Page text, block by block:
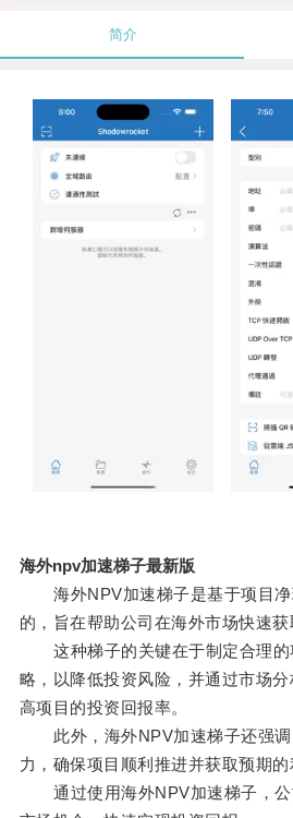
简介
海外npv加速梯子最新版
海外NPV加速梯子是基于项目净
的，旨在帮助公司在海外市场快速获
这种梯子的关键在于制定合理的
略，以降低投资风险，并通过市场
高项目的投资回报率。
此外，海外NPV加速梯子还强调
力，确保项目顺利推进并获取预期的
通过使用海外NPV加速梯子，公